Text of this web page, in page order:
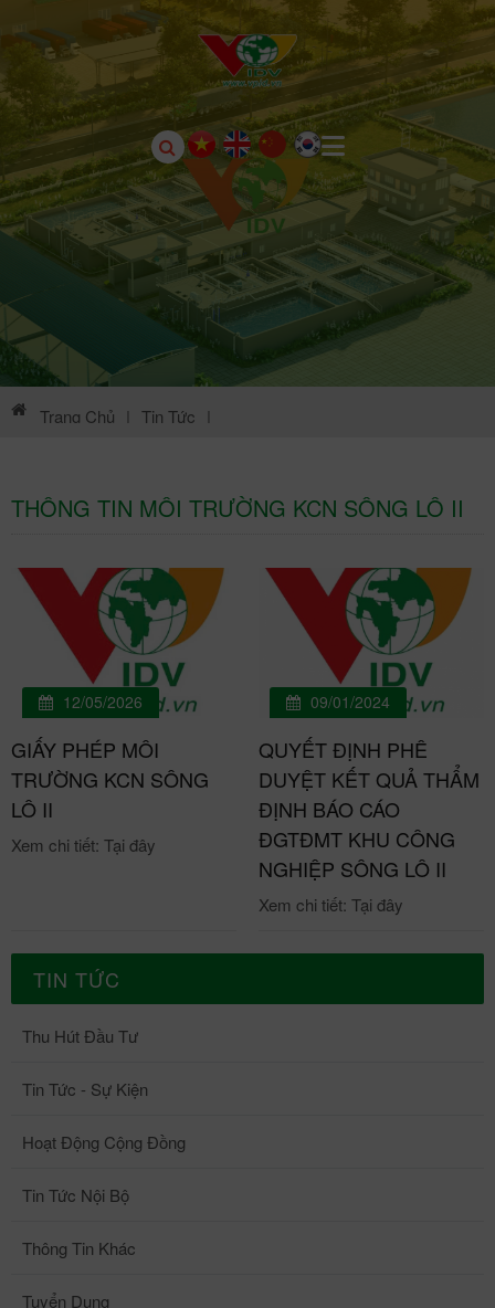
Trang Chủ | Tin Tức |
THÔNG TIN MÔI TRƯỜNG KCN SÔNG LÔ II
12/05/2026
GIẤY PHÉP MÔI
TRƯỜNG KCN SÔNG
LÔ II
Xem chi tiết: Tại đây
09/01/2024
QUYẾT ĐỊNH PHÊ
DUYỆT KẾT QUẢ THẨM
ĐỊNH BÁO CÁO
ĐGTĐMT KHU CÔNG
NGHIỆP SÔNG LÔ II
Xem chi tiết: Tại đây
TIN TỨC
Thu Hút Đầu Tư
Tin Tức - Sự Kiện
Hoạt Động Cộng Đồng
Tin Tức Nội Bộ
Thông Tin Khác
Tuyển Dụng